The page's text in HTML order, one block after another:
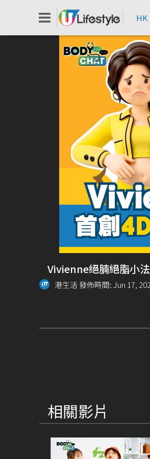
HK
Vivienne絕腩絕脂小
港生活 發佈時間: Jun 17,
相關影片